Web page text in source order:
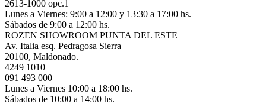
2613-1000 opc.1
Lunes a Viernes: 9:00 a 12:00 y 13:30 a 17:00 hs.
Sábados de 9:00 a 12:00 hs.
ROZEN SHOWROOM PUNTA DEL ESTE
Av. Italia esq. Pedragosa Sierra
20100, Maldonado.
4249 1010
091 493 000
Lunes a Viernes 10:00 a 18:00 hs.
Sábados de 10:00 a 14:00 hs.